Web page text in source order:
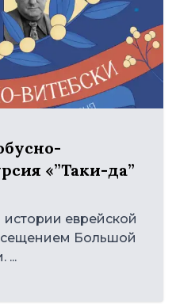
«”Таки-да”
истории еврейской
Большой
...